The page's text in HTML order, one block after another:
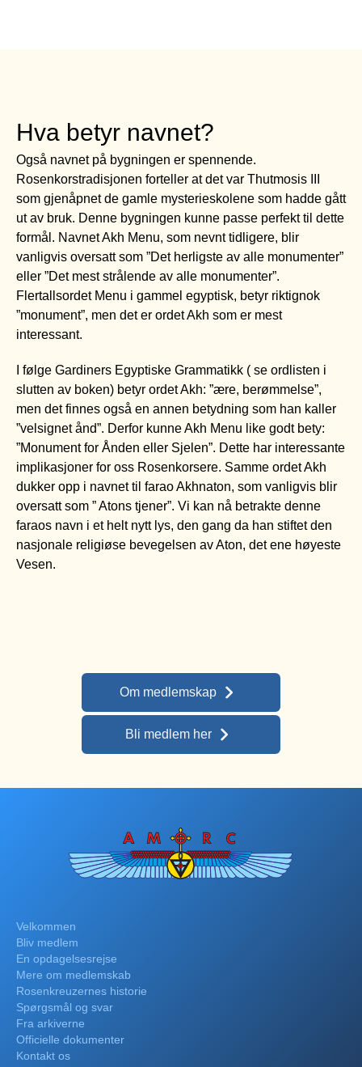
Hva betyr navnet?
Også navnet på bygningen er spennende.
Rosenkorstradisjonen forteller at det var Thutmosis III
som gjenåpnet de gamle mysterieskolene som hadde gått
ut av bruk. Denne bygningen kunne passe perfekt til dette
formål. Navnet Akh Menu, som nevnt tidligere, blir
vanligvis oversatt som ”Det herligste av alle monumenter”
eller ”Det mest strålende av alle monumenter”.
Flertallsordet Menu i gammel egyptisk, betyr riktignok
”monument”, men det er ordet Akh som er mest
interessant.
I følge Gardiners Egyptiske Grammatikk ( se ordlisten i
slutten av boken) betyr ordet Akh: ”ære, berømmelse”,
men det finnes også en annen betydning som han kaller
”velsignet ånd”. Derfor kunne Akh Menu like godt bety:
”Monument for Ånden eller Sjelen”. Dette har interessante
implikasjoner for oss Rosenkorsere. Samme ordet Akh
dukker opp i navnet til farao Akhnaton, som vanligvis blir
oversatt som ” Atons tjener”. Vi kan nå betrakte denne
faraos navn i et helt nytt lys, den gang da han stiftet den
nasjonale religiøse bevegelsen av Aton, det ene høyeste
Vesen.
Om medlemskap
Bli medlem her
Velkommen
Bliv medlem
En opdagelsesrejse
Mere om medlemskab
Rosenkreuzernes historie
Spørgsmål og svar
Fra arkiverne
Officielle dokumenter
Kontakt os